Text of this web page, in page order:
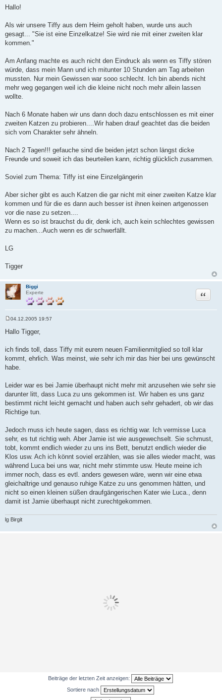
e
i
a
g
Hallo!
Als wir unsere Tiffy aus dem Heim geholt haben, wurde uns auch
gesagt... "Sie ist eine Einzelkatze! Sie wird nie mit einer zweiten klar
kommen."
Am Anfang machte es auch nicht den Eindruck als wenn es Tiffy stören
würde, dass mein Mann und ich mitunter 10 Stunden am Tag arbeiten
mussten. Nur mein Gewissen war sooo schlecht. Ich bin abends nicht
mehr weg gegangen weil ich die kleine nicht noch mehr allein lassen
wollte.
Nach 6 Monate haben wir uns dann doch dazu entschlossen es mit einer
zweiten Katzen zu probieren....Wir haben drauf geachtet das die beiden
sich vom Charakter sehr ähneln.
Nach 2 Tagen!!! gefauche sind die beiden jetzt schon längst dicke
Freunde und soweit ich das beurteilen kann, richtig glücklich zusammen.
Soviel zum Thema: Tiffy ist eine Einzelgängerin
Aber sicher gibt es auch Katzen die gar nicht mit einer zweiten Katze klar
kommen und für die es dann auch besser ist ihnen keinen artgenossen
vor die nase zu setzen....
Wenn es so ist brauchst du dir, denk ich, auch kein schlechtes gewissen
zu machen...Auch wenn es dir schwerfällt.
LG
Tigger
Biggi
Experte
Zitat
e
i
r
a
g
04.12.2005 19:57
Hallo Tigger,
ich finds toll, dass Tiffy mit eurem neuen Familienmitglied so toll klar
kommt, ehrlich. Was meinst, wie sehr ich mir das hier bei uns gewünscht
habe.
Leider war es bei Jamie überhaupt nicht mehr mit anzusehen wie sehr sie
darunter litt, dass Luca zu uns gekommen ist. Wir haben es uns ganz
bestimmt nicht leicht gemacht und haben auch sehr gehadert, ob wir das
Richtige tun.
Jedoch muss ich heute sagen, dass es richtig war. Ich vermisse Luca
sehr, es tut richtig weh. Aber Jamie ist wie ausgewechselt. Sie schmust,
tobt, kommt endlich wieder zu uns ins Bett, benutzt endlich wieder die
Klos usw. Ach ich könnt soviel erzählen, was sie alles wieder macht, was
während Luca bei uns war, nicht mehr stimmte usw. Heute meine ich
immer noch, dass es evtl. anders gewesen wäre, wenn wir eine etwa
gleichaltrige und genauso ruhige Katze zu uns genommen hätten, und
nicht so einen kleinen süßen draufgängerischen Kater wie Luca., denn
damit ist Jamie überhaupt nicht zurechtgekommen.
lg Birgit
Beiträge der letzten Zeit anzeigen:
Sortiere nach